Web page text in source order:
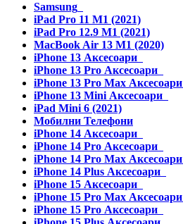
Samsung
iPad Pro 11 M1 (2021)
iPad Pro 12.9 M1 (2021)
MacBook Air 13 M1 (2020)
iPhone 13 Аксесоари
iPhone 13 Pro Аксесоари
iPhone 13 Pro Max Аксесоари
iPhone 13 Mini Аксесоари
iPad Mini 6 (2021)
Мобилни Телефони
iPhone 14 Аксесоари
iPhone 14 Pro Аксесоари
iPhone 14 Pro Max Аксесоари
iPhone 14 Plus Аксесоари
iPhone 15 Аксесоари
iPhone 15 Pro Max Аксесоари
iPhone 15 Pro Аксесоари